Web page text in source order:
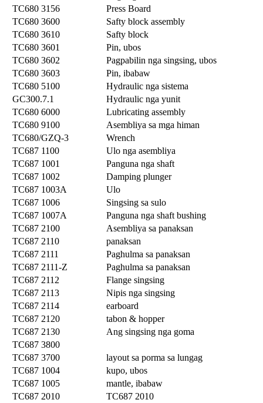
TC680 3156
Press Board
TC680 3600
Safty block assembly
TC680 3610
Safty block
TC680 3601
Pin, ubos
TC680 3602
Pagpabilin nga singsing, ubos
TC680 3603
Pin, ibabaw
TC680 5100
Hydraulic nga sistema
GC300.7.1
Hydraulic nga yunit
TC680 6000
Lubricating assembly
TC680 9100
Asembliya sa mga himan
TC680/GZQ-3
Wrench
TC687 1100
Ulo nga asembliya
TC687 1001
Panguna nga shaft
TC687 1002
Damping plunger
TC687 1003A
Ulo
TC687 1006
Singsing sa sulo
TC687 1007A
Panguna nga shaft bushing
TC687 2100
Asembliya sa panaksan
TC687 2110
panaksan
TC687 2111
Paghulma sa panaksan
TC687 2111-Z
Paghulma sa panaksan
TC687 2112
Flange singsing
TC687 2113
Nipis nga singsing
TC687 2114
earboard
TC687 2120
tabon & hopper
TC687 2130
Ang singsing nga goma
TC687 3800
TC687 3700
layout sa porma sa lungag
TC687 1004
kupo, ubos
TC687 1005
mantle, ibabaw
TC687 2010
TC687 2010